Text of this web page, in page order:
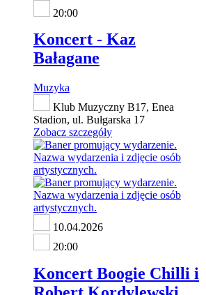
20:00
Koncert - Kaz
Bałagane
Muzyka
Klub Muzyczny B17, Enea
Stadion, ul. Bułgarska 17
Zobacz szczegóły
10.04.2026
20:00
Koncert Boogie Chilli i